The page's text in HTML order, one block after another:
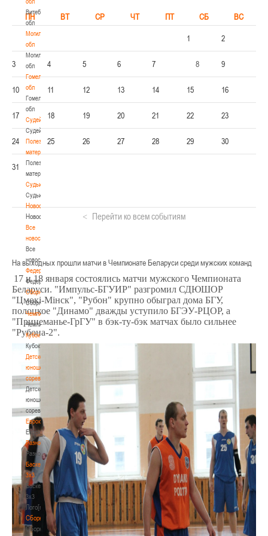
Витебская
обл
Могилевская
обл
Могилевская
обл
Гомельская
обл
Гомельская
обл
Судейство
Судейство
Полезные
материалы
Полезные
материалы
Судьи
Судьи
Новости
Новости
Все
новости
Все
новости
Федерация
Федерация
Сборные
Сборные
Чемпионат
Чемпионат
Кубок
Кубок
Детско-
юношеские
соревнования
Детско-
юношеские
соревнования
Еврокубки
Еврокубки
Разное
Разное
Баскетбол
3х3
Баскетбол
3х3
Лого[modid=121]
Сборные
Сборные
ПН ВТ СР ЧТ ПТ СБ ВС
1 2
3 4 5 6 7 8 9
10 11 12 13 14 15 16
17 18 19 20 21 22 23
24 25 26 27 28 29 30
31
Перейти ко всем событиям
На выходных прошли матчи в Чемпионате Беларуси среди мужских команд
17 и 18 января состоялись матчи мужского Чемпионата
Беларуси. "Импульс-БГУИР" разгромил СДЮШОР
"Цмокi-Мiнск", "Рубон" крупно обыграл дома БГУ,
полоцкое "Динамо" дважды уступило БГЭУ-РЦОР, а
"Принеманье-ГрГУ" в бэк-ту-бэк матчах было сильнее
"Рубона-2".